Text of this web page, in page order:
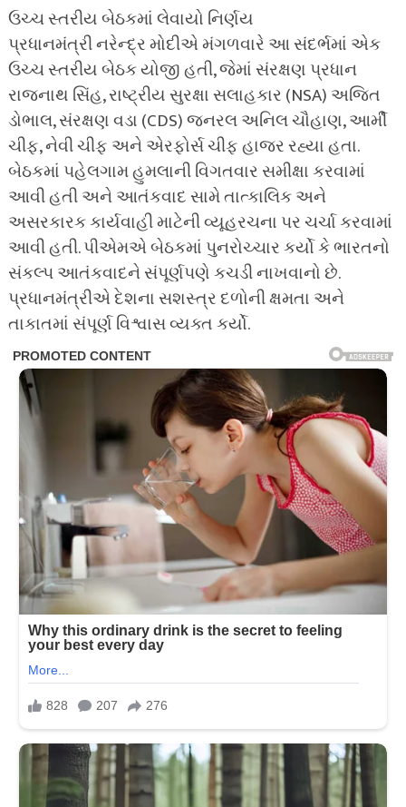
ઉચ્ચ સ્તરીય બેઠકમાં લેવાયો નિર્ણય
પ્રધાનમંત્રી નરેન્દ્ર મોદીએ મંગળવારે આ સંદર્ભમાં એક
ઉચ્ચ સ્તરીય બેઠક યોજી હતી, જેમાં સંરક્ષણ પ્રધાન
રાજનાથ સિંહ, રાષ્ટ્રીય સુરક્ષા સલાહકાર (NSA) અજિત
ડોભાલ, સંરક્ષણ વડા (CDS) જનરલ અનિલ ચૌહાણ, આર્મી
ચીફ, નેવી ચીફ અને એરફોર્સ ચીફ હાજર રહ્યા હતા.
બેઠકમાં પહેલગામ હુમલાની વિગતવાર સમીક્ષા કરવામાં
આવી હતી અને આતંકવાદ સામે તાત્કાલિક અને
અસરકારક કાર્યવાહી માટેની વ્યૂહરચના પર ચર્ચા કરવામાં
આવી હતી. પીએમએ બેઠકમાં પુનરોચ્ચાર કર્યો કે ભારતનો
સંકલ્પ આતંકવાદને સંપૂર્ણપણે કચડી નાખવાનો છે.
પ્રધાનમંત્રીએ દેશના સશસ્ત્ર દળોની ક્ષમતા અને
તાકાતમાં સંપૂર્ણ વિશ્વાસ વ્યક્ત કર્યો.